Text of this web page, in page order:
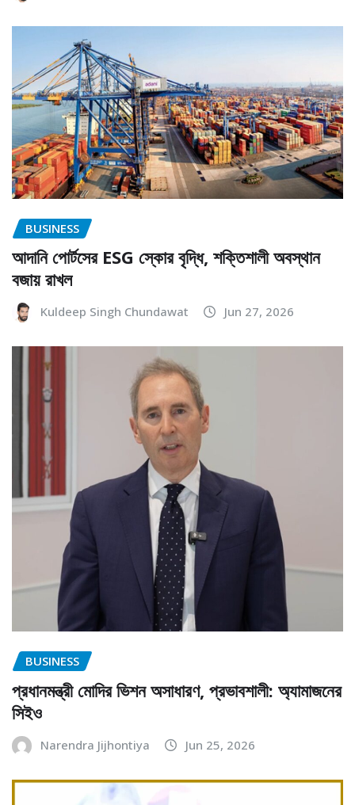
BUSINESS
আদানি পোর্টসের ESG স্কোর বৃদ্ধি, শক্তিশালী অবস্থান
বজায় রাখল
Kuldeep Singh Chundawat Jun 27, 2026
BUSINESS
প্রধানমন্ত্রী মোদির ভিশন অসাধারণ, প্রভাবশালী: অ্যামাজনের
সিইও
Narendra Jijhontiya Jun 25, 2026